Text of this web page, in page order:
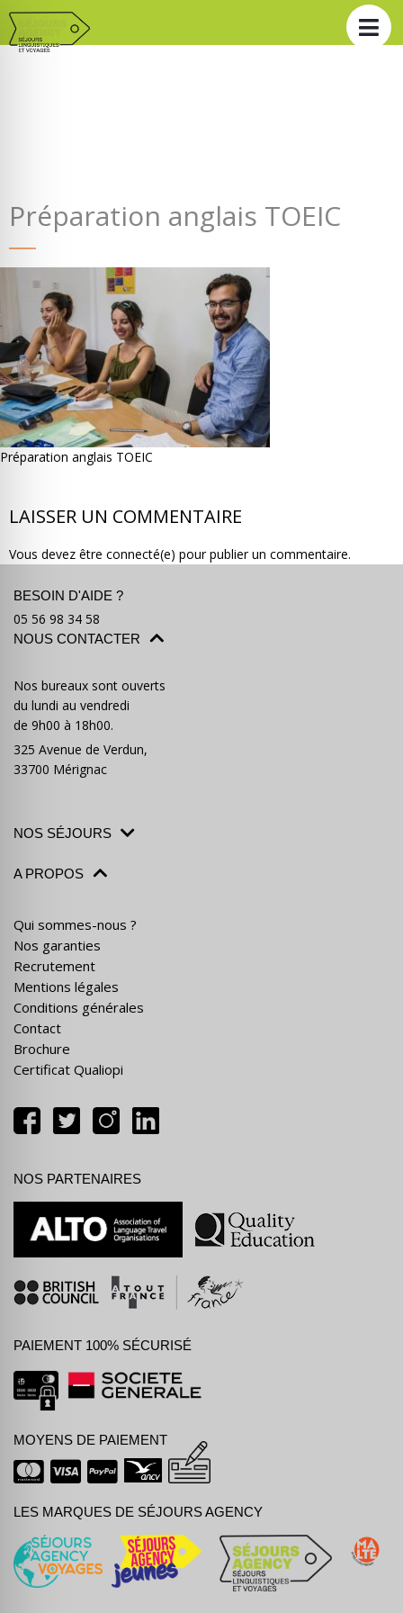
Préparation anglais TOEIC
Préparation anglais TOEIC
LAISSER UN COMMENTAIRE
Vous devez être connecté(e) pour publier un commentaire.
BESOIN D'AIDE ?
05 56 98 34 58
NOUS CONTACTER
Nos bureaux sont ouverts
du lundi au vendredi
de 9h00 à 18h00.
325 Avenue de Verdun,
33700 Mérignac
NOS SÉJOURS
A PROPOS
Qui sommes-nous ?
Nos garanties
Recrutement
Mentions légales
Conditions générales
Contact
Brochure
Certificat Qualiopi
NOS PARTENAIRES
PAIEMENT 100% SÉCURISÉ
MOYENS DE PAIEMENT
LES MARQUES DE SÉJOURS AGENCY
partir ? Devis & contact